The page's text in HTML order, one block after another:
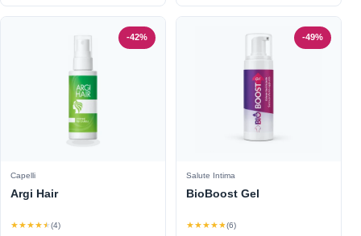
-42%
Capelli
Argi Hair
★★★★★(4)
-49%
Salute Intima
BioBoost Gel
★★★★★(6)